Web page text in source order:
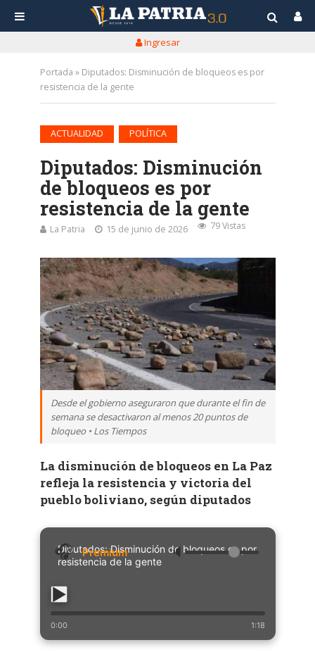
Ingresar
Portada » Diputados: Disminución de bloqueos es por
resistencia de la gente
ACTUALIDAD POLÍTICA
Diputados: Disminución
de bloqueos es por
resistencia de la gente
La Patria 15 de junio de 2026 79 Vistas
Desde el gobierno aseguraron que durante el fin de
semana se desactivaron al menos 20 puntos de
bloqueo • Los Tiempos
La disminución de bloqueos en La Paz
refleja la resistencia y victoria del
pueblo boliviano, según diputados
Diputados: Disminución de bloqueos es por
resistencia de la gente
🔈
0:00 1:18